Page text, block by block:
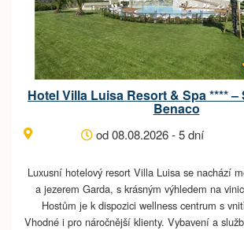
Hotel Villa Luisa Resort & Spa **** –
Benaco
od 08.08.2026 - 5 dní
Luxusní hotelový resort Villa Luisa se nachází
a jezerem Garda, s krásným výhledem na
Hostům je k dispozici wellness centrum s
Vhodné i pro náročnější klienty. Vybavení a